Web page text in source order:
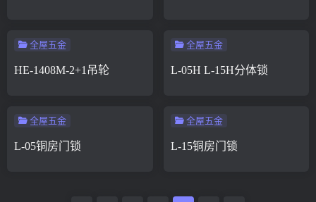
全屋五金
HE-1408M-2+1吊轮
全屋五金
L-05H L-15H分体锁
全屋五金
L-05铜房门锁
全屋五金
L-15铜房门锁